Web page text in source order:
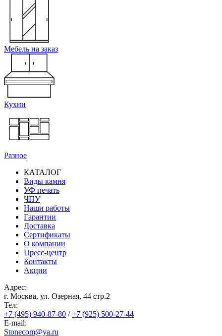
Мебель на заказ
Кухни
Разное
Основная
навигация
КАТАЛОГ
Виды камня
УФ печать
ЧПУ
Наши работы
Гарантии
Доставка
Сертификаты
О компании
Пресс-центр
Контакты
Акции
Адрес:
г. Москва, ул. Озерная, 44 cтр.2
Тел:
+7 (495) 940-87-80 /+7 (925) 500-27-44
E-mail:
Stonecom@ya.ru